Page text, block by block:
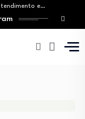
e…
e a…
em risco…